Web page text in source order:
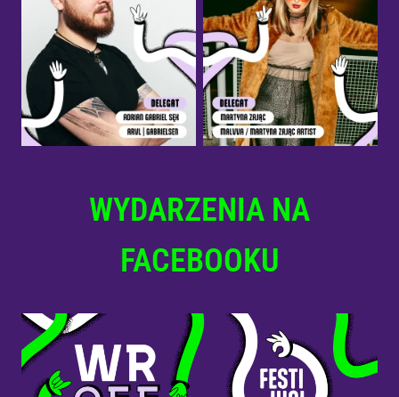
WYDARZENIA NA
FACEBOOKU